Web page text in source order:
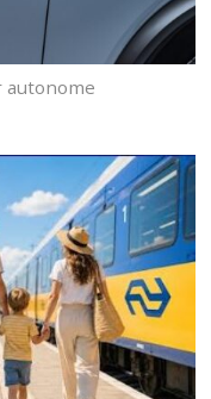
autonome